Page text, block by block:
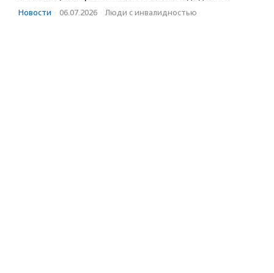
Новости · 06.07.2026 · Люди с инвалидностью